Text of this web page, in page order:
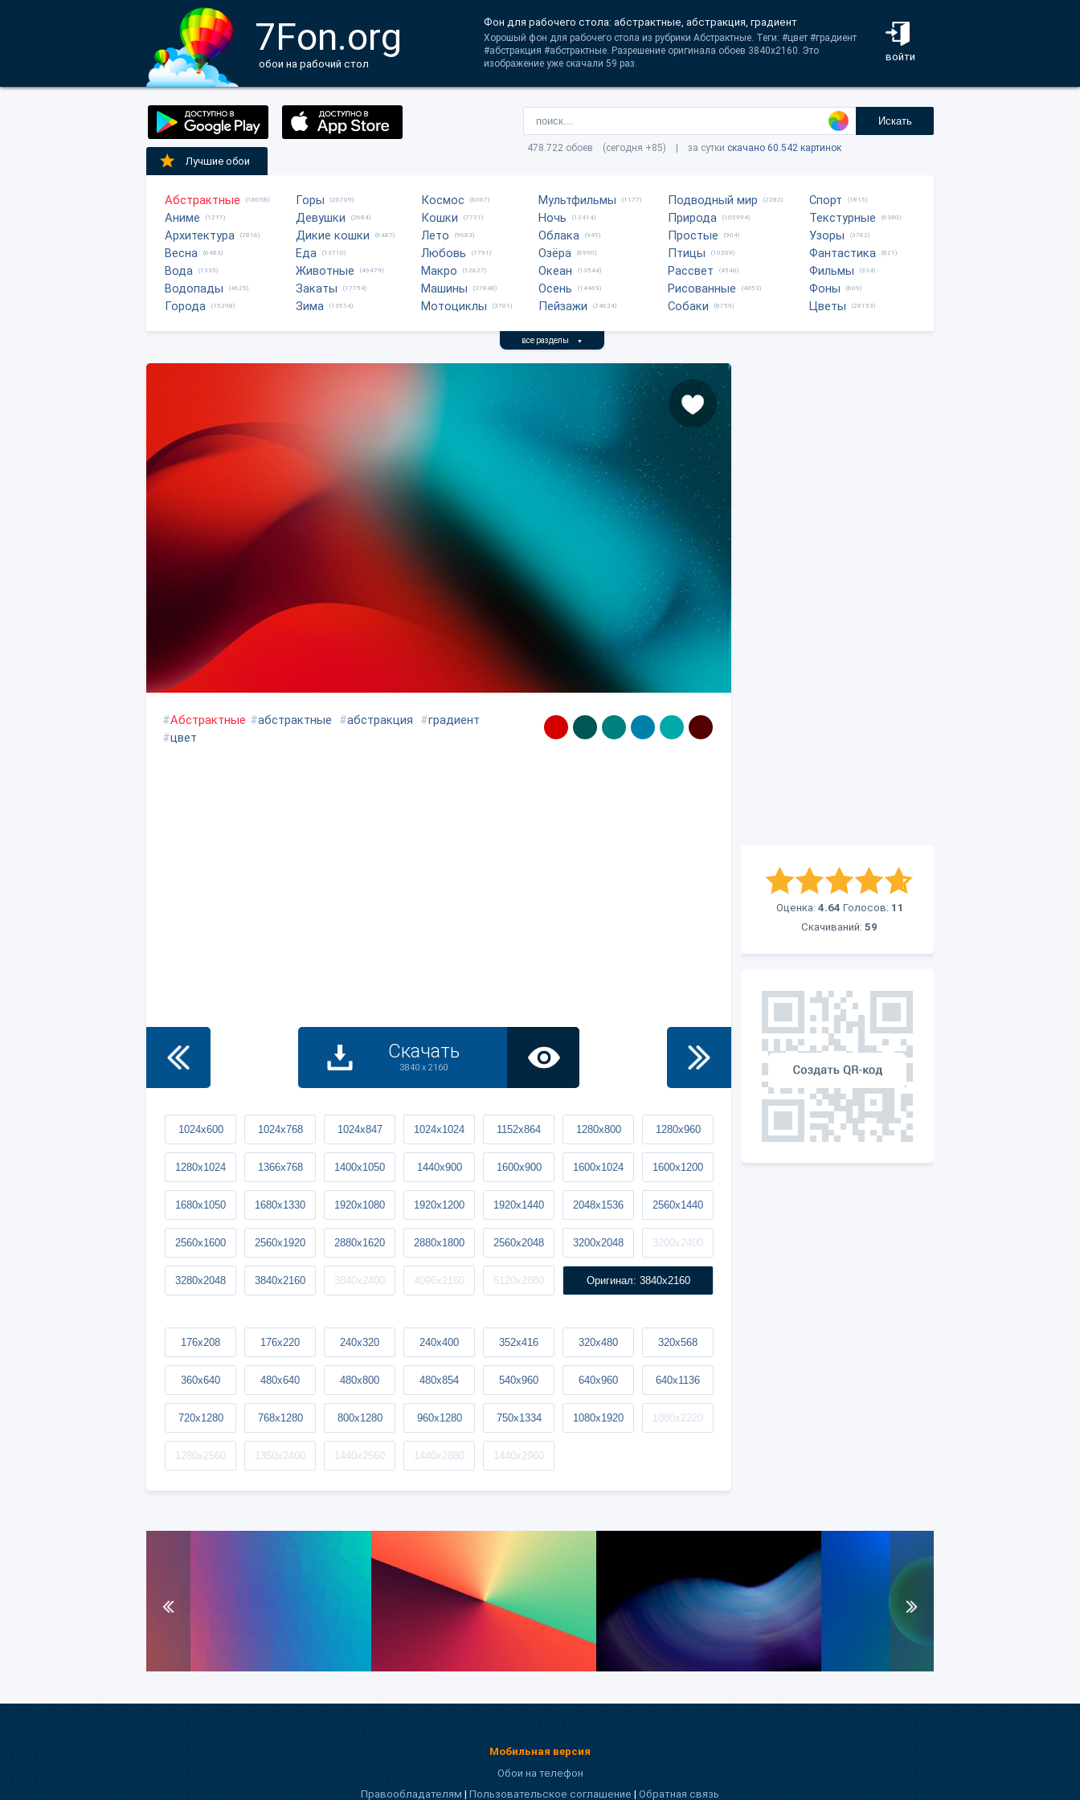
7Fon.org
обои на рабочий стол
войти
Фон для рабочего стола: абстрактные, aбстракция, градиент
Хорошый фон для рабочего стола из рубрики Абстрактные. Теги: #цвет #градиент
#aбстракция #абстрактные. Разрешение оригинала обоев 3840x2160. Это
изображение уже скачали 59 раз.
Искать
478.722 обоев (сегодня +85) | за сутки скачано 60.542 картинок
Лучшие обои
Абстрактные (18058)
Аниме (1217)
Архитектура (2816)
Весна (6483)
Вода (1335)
Водопады (4625)
Города (15298)
Горы (20709)
Девушки (2684)
Дикие кошки (6487)
Еда (13710)
Животные (49479)
Закаты (17754)
Зима (13514)
Космос (6007)
Кошки (7731)
Лето (9683)
Любовь (1791)
Макро (12627)
Машины (37848)
Мотоциклы (3701)
Мультфильмы (1177)
Ночь (12414)
Облака (945)
Озёра (6990)
Океан (13544)
Осень (14469)
Пейзажи (24624)
Подводный мир (2282)
Природа (105994)
Простые (904)
Птицы (10209)
Рассвет (4540)
Рисованные (4053)
Собаки (8759)
Спорт (1815)
Текстурные (6380)
Узоры (3762)
Фантастика (821)
Фильмы (334)
Фоны (609)
Цветы (28153)
все разделы ▼
Оценка: 4.64 Голосов: 11
Скачиваний: 59
#Абстрактные #абстрактные #aбстракция #градиент
#цвет
Скачать
3840 x 2160
1024x600 1024x768 1024x847 1024x1024 1152x864 1280x800 1280x960
1280x1024 1366x768 1400x1050 1440x900 1600x900 1600x1024 1600x1200
1680x1050 1680x1330 1920x1080 1920x1200 1920x1440 2048x1536 2560x1440
2560x1600 2560x1920 2880x1620 2880x1800 2560x2048 3200x2048 3200x2400
3280x2048 3840x2160 3840x2400 4096x2160 5120x2880 Оригинал: 3840x2160
176x208 176x220 240x320 240x400 352x416 320x480 320x568
360x640 480x640 480x800 480x854 540x960 640x960 640x1136
720x1280 768x1280 800x1280 960x1280 750x1334 1080x1920 1080x2220
1280x2560 1350x2400 1440x2560 1440x2880 1440x2960
Мобильная версия
Обои на телефон
Правообладателям|Пользовательское соглашение|Обратная связь